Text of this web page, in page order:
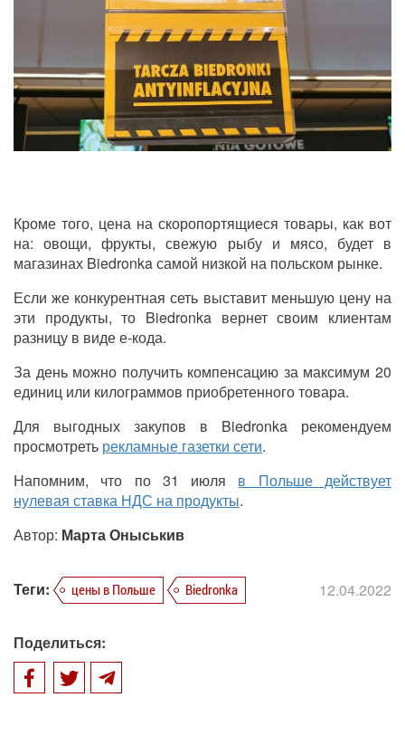
Кроме того, цена на скоропортящиеся товары, как вот
на: овощи, фрукты, свежую рыбу и мясо, будет в
магазинах Biedronka самой низкой на польском рынке.
Если же конкурентная сеть выставит меньшую цену на
эти продукты, то Biedronka вернет своим клиентам
разницу в виде е-кода.
За день можно получить компенсацию за максимум 20
единиц или килограммов приобретенного товара.
Для выгодных закупов в Biedronka рекомендуем
просмотреть рекламные газетки сети.
Напомним, что по 31 июля в Польше действует
нулевая ставка НДС на продукты.
Автор: Марта Оныськив
Теги: цены в Польше Biedronka 12.04.2022
Поделиться: